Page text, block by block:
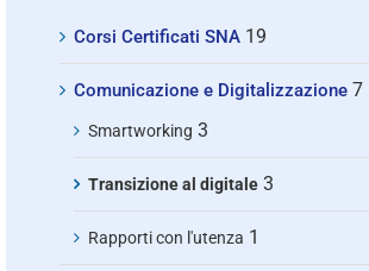
Corsi Certificati SNA 19
Comunicazione e Digitalizzazione 7
Smartworking 3
Transizione al digitale 3
Rapporti con l'utenza 1